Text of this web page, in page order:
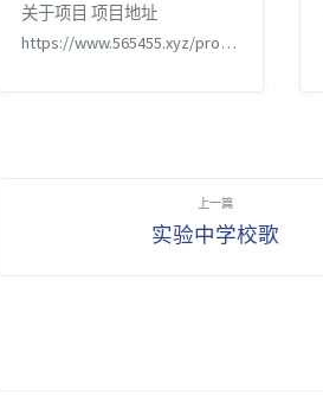
关于项目 项目地址
https://www.565455.xyz/proje
目全览和语音朗读功能。 更
新内容 “一起背政治”项目正式
实验中学校歌